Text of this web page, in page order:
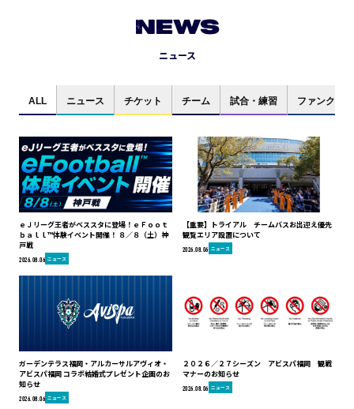
NEWS
ニュース
ALL ニュース チケット チーム 試合・練習 ファンクラブ
ｅＪリーグ王者がベススタに登場！ｅＦｏｏｔ
ｂａｌｌ™体験イベント開催！ ８／８（土）神
戸戦
2026.08.06 ニュース
【重要】トライアル チームバスお出迎え優先
観覧エリア設置について
2026.08.06 ニュース
ガーデンテラス福岡・アルカーサルアヴィオ・
アビスパ福岡 コラボ結婚式プレゼント企画のお
知らせ
2026.08.06 ニュース
２０２６／２７シーズン アビスパ福岡 観戦
マナーのお知らせ
2026.08.06 ニュース